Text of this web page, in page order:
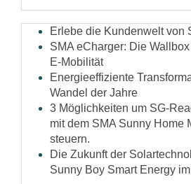
Erlebe die Kundenwelt von
SMA eCharger: Die
E-Mobilität
Energieeffiziente
Wandel der Jahre
3 Möglichkeiten um SG-
mit dem SMA Sunny Home
steuern.
Die Zukunft der
Sunny Boy Smart Energy